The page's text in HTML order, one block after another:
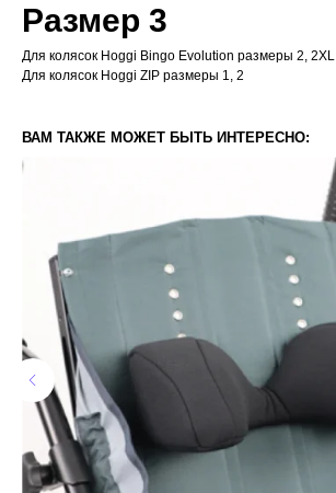
Размер 3
Для колясок Hoggi Bingo Evolution размеры 2, 2XL
Для колясок Hoggi ZIP размеры 1, 2
ВАМ ТАКЖЕ МОЖЕТ БЫТЬ ИНТЕРЕСНО: